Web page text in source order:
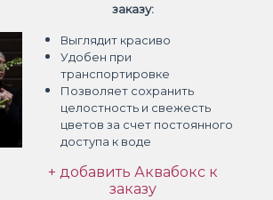
заказу:
Выглядит красиво
Удобен при
транспортировке
Позволяет сохранить
целостность и свежесть
цветов за счет постоянного
доступа к воде
+ добавить Аквабокс к
заказу